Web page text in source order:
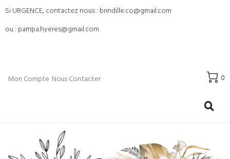
Si URGENCE, contactez nous : brindille.co@gmail.com
ou : pampa.hyeres@gmail.com
Mon Compte Nous Contacter 0